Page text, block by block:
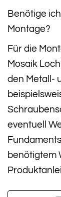
Benötige
Montage?
Für die
Mosaik
den Metall-
eventuell
benötigtem